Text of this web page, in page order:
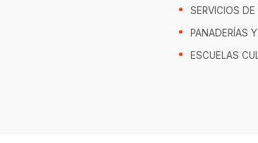
SERVICIOS
PANADERÍAS
ESCUELAS